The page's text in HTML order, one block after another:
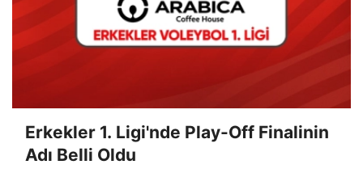
Erkekler 1. Ligi'nde Play-Off Finalinin
Adı Belli Oldu